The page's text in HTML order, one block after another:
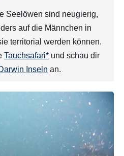
Seelöwen sind neugierig,
auf die Männchen in
territorial werden können.
Tauchsafari* und schau dir
Inseln an.